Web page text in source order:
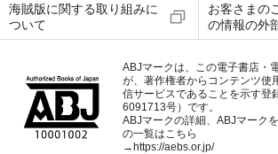
海賊版に関する取り組みに
ついて
お客さまの
の情報の外
ABJマークは、この電子書店・
が、著作権者からコンテンツ使
信サービスであることを示す登
6091713号）です。
ABJマークの詳細、ABJマーク
の一覧はこちら
→https://aebs.or.jp/